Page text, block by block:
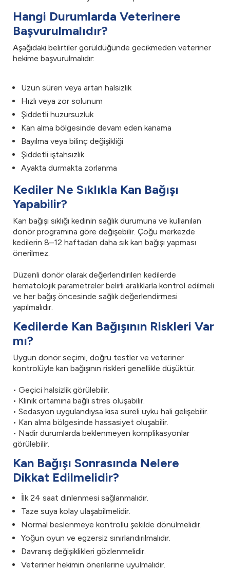
Hangi Durumlarda Veterinere
Başvurulmalıdır?
Aşağıdaki belirtiler görüldüğünde gecikmeden veteriner
hekime başvurulmalıdır:
Uzun süren veya artan halsizlik
Hızlı veya zor solunum
Şiddetli huzursuzluk
Kan alma bölgesinde devam eden kanama
Bayılma veya bilinç değişikliği
Şiddetli iştahsızlık
Ayakta durmakta zorlanma
Kediler Ne Sıklıkla Kan Bağışı
Yapabilir?
Kan bağışı sıklığı kedinin sağlık durumuna ve kullanılan
donör programına göre değişebilir. Çoğu merkezde
kedilerin 8–12 haftadan daha sık kan bağışı yapması
önerilmez.
Düzenli donör olarak değerlendirilen kedilerde
hematolojik parametreler belirli aralıklarla kontrol edilmeli
ve her bağış öncesinde sağlık değerlendirmesi
yapılmalıdır.
Kedilerde Kan Bağışının Riskleri Var
mı?
Uygun donör seçimi, doğru testler ve veteriner
kontrolüyle kan bağışının riskleri genellikle düşüktür.
• Geçici halsizlik görülebilir.
• Klinik ortamına bağlı stres oluşabilir.
• Sedasyon uygulandıysa kısa süreli uyku hali gelişebilir.
• Kan alma bölgesinde hassasiyet oluşabilir.
• Nadir durumlarda beklenmeyen komplikasyonlar
görülebilir.
Kan Bağışı Sonrasında Nelere
Dikkat Edilmelidir?
İlk 24 saat dinlenmesi sağlanmalıdır.
Taze suya kolay ulaşabilmelidir.
Normal beslenmeye kontrollü şekilde dönülmelidir.
Yoğun oyun ve egzersiz sınırlandırılmalıdır.
Davranış değişiklikleri gözlenmelidir.
Veteriner hekimin önerilerine uyulmalıdır.